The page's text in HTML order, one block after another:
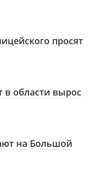
просят
в области вырос
на Большой